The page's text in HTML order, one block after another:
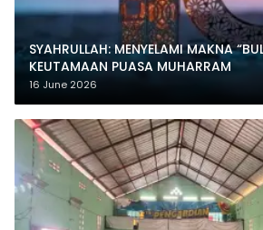
SYAHRULLAH: MENYELAMI MAKNA
KEUTAMAAN PUASA MUHARRAM
16 June 2026